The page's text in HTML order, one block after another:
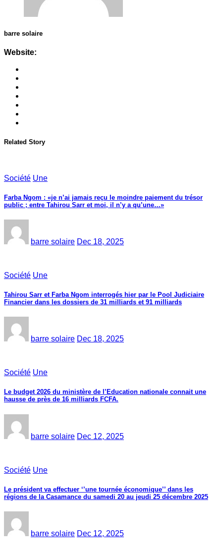
barre solaire
Website:
Related Story
Société Une
Farba Ngom : «je n’ai jamais reçu le moindre paiement du trésor
public ; entre Tahirou Sarr et moi, il n’y a qu’une…»
barre solaire Dec 18, 2025
Société Une
Tahirou Sarr et Farba Ngom interrogés hier par le Pool Judiciaire
Financier dans les dossiers de 31 milliards et 91 milliards
barre solaire Dec 18, 2025
Société Une
Le budget 2026 du ministère de l’Education nationale connait une
hausse de près de 16 milliards FCFA.
barre solaire Dec 12, 2025
Société Une
Le président va effectuer ‘’une tournée économique’’ dans les
régions de la Casamance du samedi 20 au jeudi 25 décembre 2025
barre solaire Dec 12, 2025